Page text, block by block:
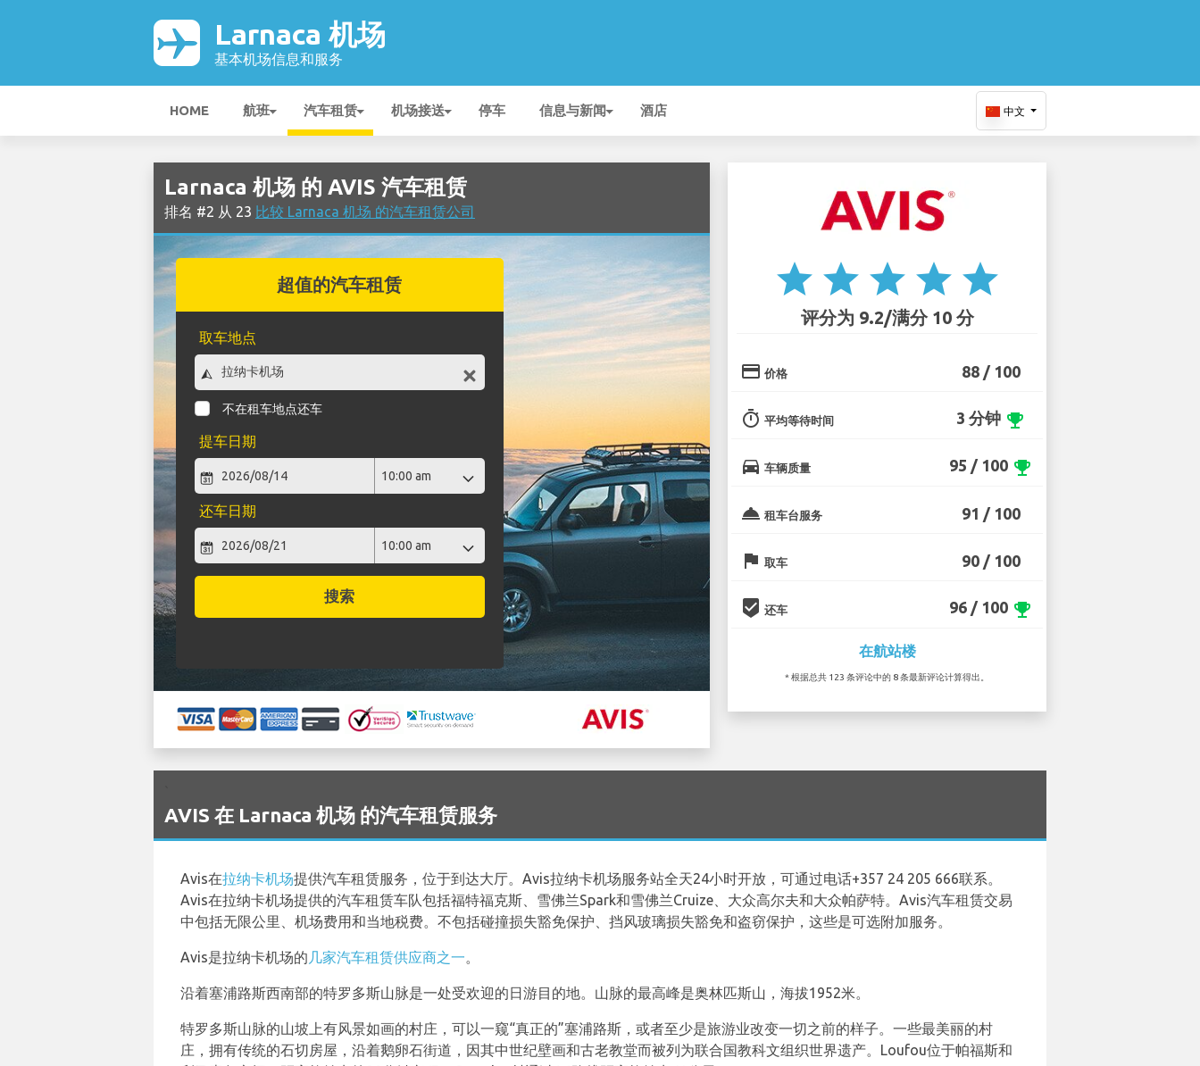
Larnaca 机场
基本机场信息和服务
HOME 航班 汽车租赁 机场接送 停车 信息与新闻 酒店 中文
Larnaca 机场 的 AVIS 汽车租赁
排名 #2 从 23 比较 Larnaca 机场 的汽车租赁公司
超值的汽车租赁
取车地点
不在租车地点还车
提车日期
还车日期
搜索
star star star star star
评分为 9.2/满分 10 分
credit_card 价格 88 / 100
timer 平均等待时间 3 分钟 emoji_events
directions_car 车辆质量 95 / 100 emoji_events
room_service 租车台服务 91 / 100
flag 取车 90 / 100
beenhere 还车 96 / 100 emoji_events
在航站楼
* 根据总共 123 条评论中的 8 条最新评论计算得出。
AVIS 在 Larnaca 机场 的汽车租赁服务
Avis在拉纳卡机场提供汽车租赁服务，位于到达大厅。Avis拉纳卡机场服务站全天24小时开放，可通过电话+357 24 205 666联系。
Avis在拉纳卡机场提供的汽车租赁车队包括福特福克斯、雪佛兰Spark和雪佛兰Cruize、大众高尔夫和大众帕萨特。Avis汽车租赁交易
中包括无限公里、机场费用和当地税费。不包括碰撞损失豁免保护、挡风玻璃损失豁免和盗窃保护，这些是可选附加服务。
Avis是拉纳卡机场的 几家汽车租赁供应商之一。
沿着塞浦路斯西南部的特罗多斯山脉是一处受欢迎的日游目的地。山脉的最高峰是奥林匹斯山，海拔1952米。
特罗多斯山脉的山坡上有风景如画的村庄，可以一窥“真正的”塞浦路斯，或者至少是旅游业改变一切之前的样子。一些最美丽的村
庄，拥有传统的石切房屋，沿着鹅卵石街道，因其中世纪壁画和古老教堂而被列为联合国教科文组织世界遗产。Loufou位于帕福斯和